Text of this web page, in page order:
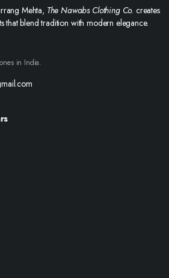
Mehta, The Nawabs Clothing Co. creates
that blend tradition with modern elegance.
in India.